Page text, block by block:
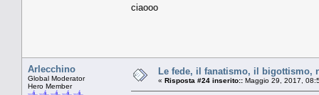
ciaooo
Arlecchino
Global Moderator
Hero Member
Le fede, il fanatismo, il
« Risposta #24 inserito:: Maggio 29, 2017,